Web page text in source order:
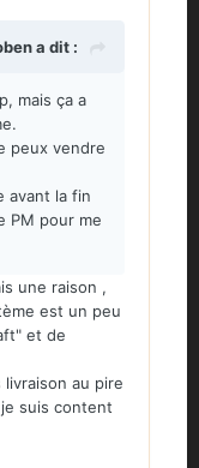
a dit :
mais ça a
peux vendre
avant la fin
PM pour me
une raison ,
est un peu
et de
au pire
suis content